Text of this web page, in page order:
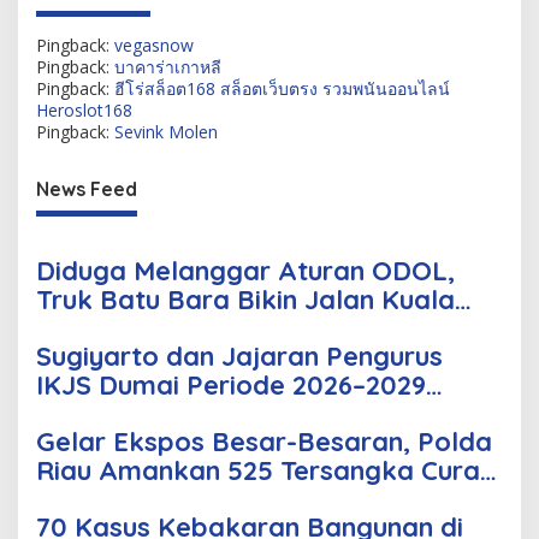
Pingback: vegasnow
Pingback: บาคาร่าเกาหลี
Pingback: ฮีโร่สล็อต168 สล็อตเว็บตรง รวมพนันออนไลน์
Heroslot168
Pingback: Sevink Molen
News Feed
Diduga Melanggar Aturan ODOL,
Truk Batu Bara Bikin Jalan Kuala
Sugiyarto dan Jajaran Pengurus
IKJS Dumai Periode 2026–2029
Gelar Ekspos Besar-Besaran, Polda
Riau Amankan 525 Tersangka Curat,
70 Kasus Kebakaran Bangunan di